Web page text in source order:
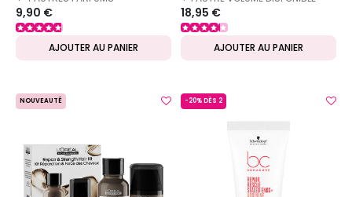
DISPONIBLES
9,90 €
AJOUTER AU PANIER
18,95 €
AJOUTER AU PANIER
NOUVEAUTÉ -20% DÈS 2